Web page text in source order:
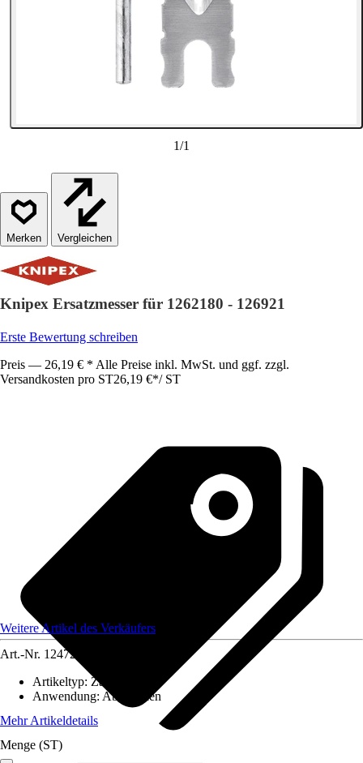
1/1
Vergleichen
Knipex Ersatzmesser für 1262180 - 126921
Erste Bewertung schreiben
Preis — 26,19 € * Alle Preise inkl. MwSt. und ggf. zzgl.
Versandkosten pro ST26,19 €*/ ST
Weitere Artikel des Verkäufers
Art.-Nr. 12472999
Artikeltyp: Zange
Anwendung: Abzwicken
Mehr Artikeldetails
Menge (ST)